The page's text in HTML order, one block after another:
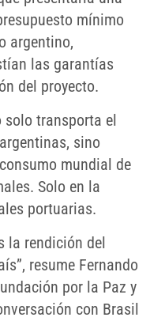
mínimo
argentino,
las garantías
del proyecto.
solo transporta el
sino
mundial de
Solo en la
portuarias.
la rendición del
resume Fernando
por la Paz y
con Brasil